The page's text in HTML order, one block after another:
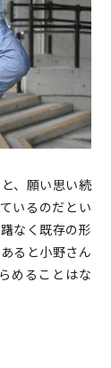
、願い思い続
いるのだとい
なく既存の形
ると小野さん
めることはな